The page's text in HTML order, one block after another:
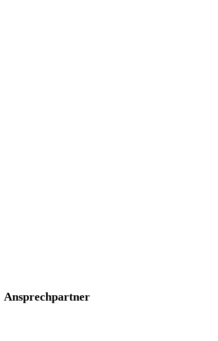
Ansprechpartner